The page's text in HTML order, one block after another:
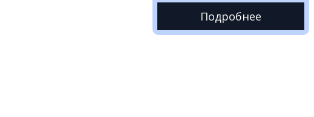
Подробнее